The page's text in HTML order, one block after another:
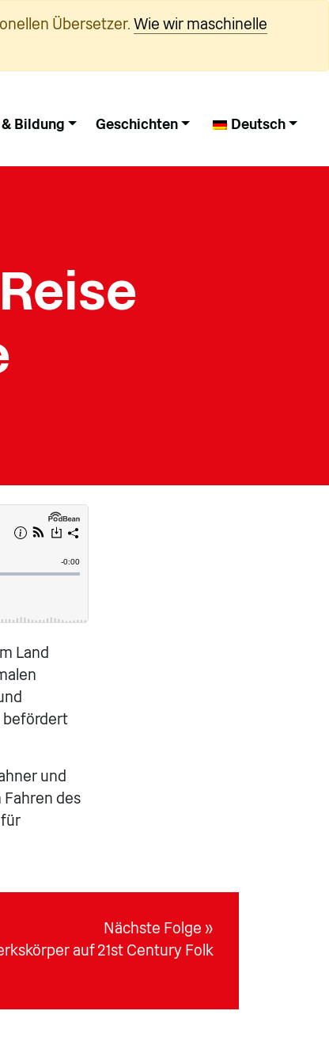
Übersetzer. Wie wir maschinelle
Bildung Geschichten Deutsch
Land
befördert
und
Fahren des
Nächste Folge »
auf 21st Century Folk